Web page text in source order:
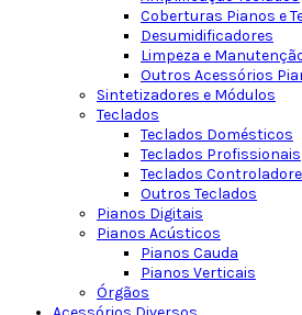
Coberturas Pianos e
Desumidificadores
Limpeza e
Outros Acessórios
Sintetizadores e Módulos
Teclados
Teclados Domésticos
Teclados Profissionais
Teclados
Outros Teclados
Pianos Digitais
Pianos Acústicos
Pianos Cauda
Pianos Verticais
Órgãos